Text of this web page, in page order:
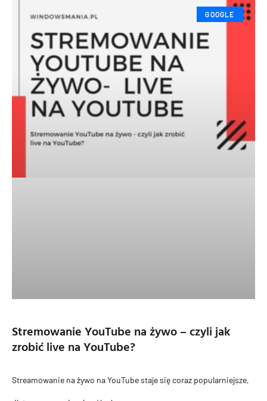
GOOGLE
Stremowanie YouTube na żywo – czyli jak
zrobić live na YouTube?
Streamowanie na żywo na YouTube staje się coraz popularniejsze,